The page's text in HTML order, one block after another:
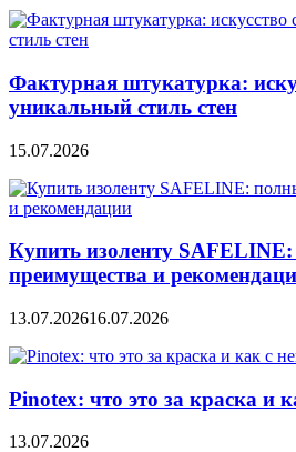
Фактурная штукатурка:
уникальный стиль стен
15.07.2026
Купить изоленту
преимущества и
13.07.202616.07.2026
Pinotex: что это за краска и
13.07.2026